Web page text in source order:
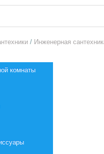
/ Инженерная
комнаты